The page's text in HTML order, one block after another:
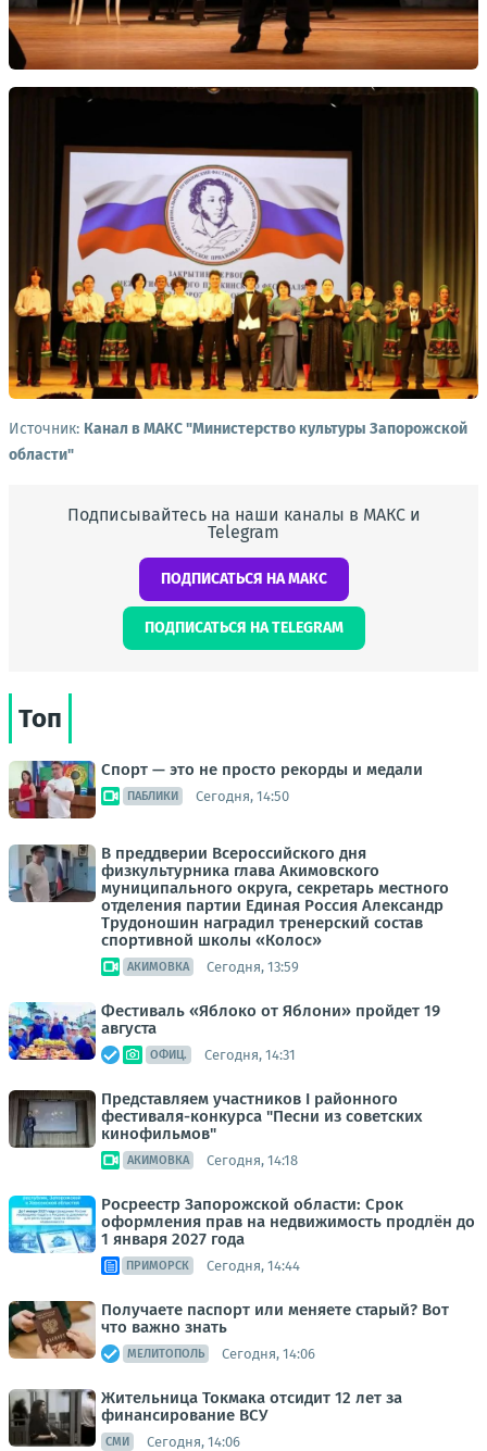
Источник: Канал в МАКС "Министерство культуры Запорожской
области"
Подписывайтесь на наши каналы в МАКС и
Telegram
ПОДПИСАТЬСЯ НА МАКС
ПОДПИСАТЬСЯ НА TELEGRAM
Топ
Спорт — это не просто рекорды и медали
ПАБЛИКИ Сегодня, 14:50
В преддверии Всероссийского дня
физкультурника глава Акимовского
муниципального округа, секретарь местного
отделения партии Единая Россия Александр
Трудоношин наградил тренерский состав
спортивной школы «Колос»
АКИМОВКА Сегодня, 13:59
Фестиваль «Яблоко от Яблони» пройдет 19
августа
ОФИЦ. Сегодня, 14:31
Представляем участников I районного
фестиваля-конкурса "Песни из советских
кинофильмов"
АКИМОВКА Сегодня, 14:18
Росреестр Запорожской области: Срок
оформления прав на недвижимость продлён до
1 января 2027 года
ПРИМОРСК Сегодня, 14:44
Получаете паспорт или меняете старый? Вот
что важно знать
МЕЛИТОПОЛЬ Сегодня, 14:06
Жительница Токмака отсидит 12 лет за
финансирование ВСУ
СМИ Сегодня, 14:06